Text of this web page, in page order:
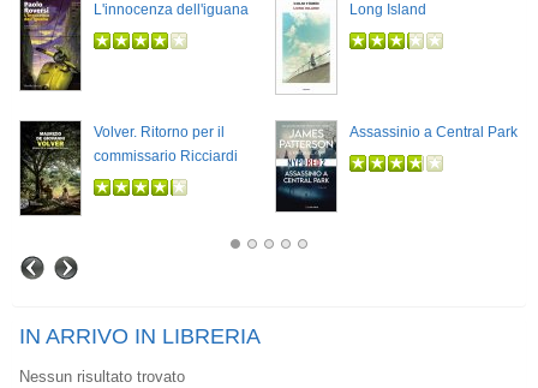
L'innocenza dell'iguana Long Island
Volver. Ritorno per il
commissario Ricciardi
Assassinio a Central Park
IN ARRIVO IN LIBRERIA
Nessun risultato trovato